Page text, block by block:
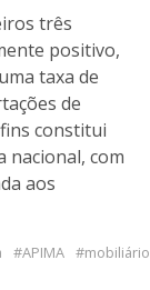
três
positivo,
taxa de
de
constitui
nacional, com
aos
APIMA mobiliário